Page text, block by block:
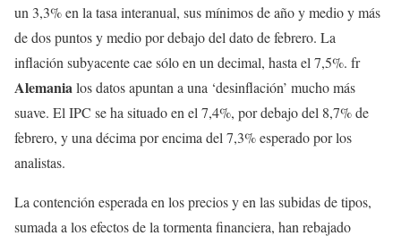
un 3,3% en la tasa interanual, sus mínimos de año y medio y más
de dos puntos y medio por debajo del dato de febrero. La
inflación subyacente cae sólo en un decimal, hasta el 7,5%. fr
Alemanialos datos apuntan a una ‘desinflación’ mucho más
suave. El IPC se ha situado en el 7,4%, por debajo del 8,7% de
febrero, y una décima por encima del 7,3% esperado por los
analistas.
La contención esperada en los precios y en las subidas de tipos,
sumada a los efectos de la tormenta financiera, han rebajado